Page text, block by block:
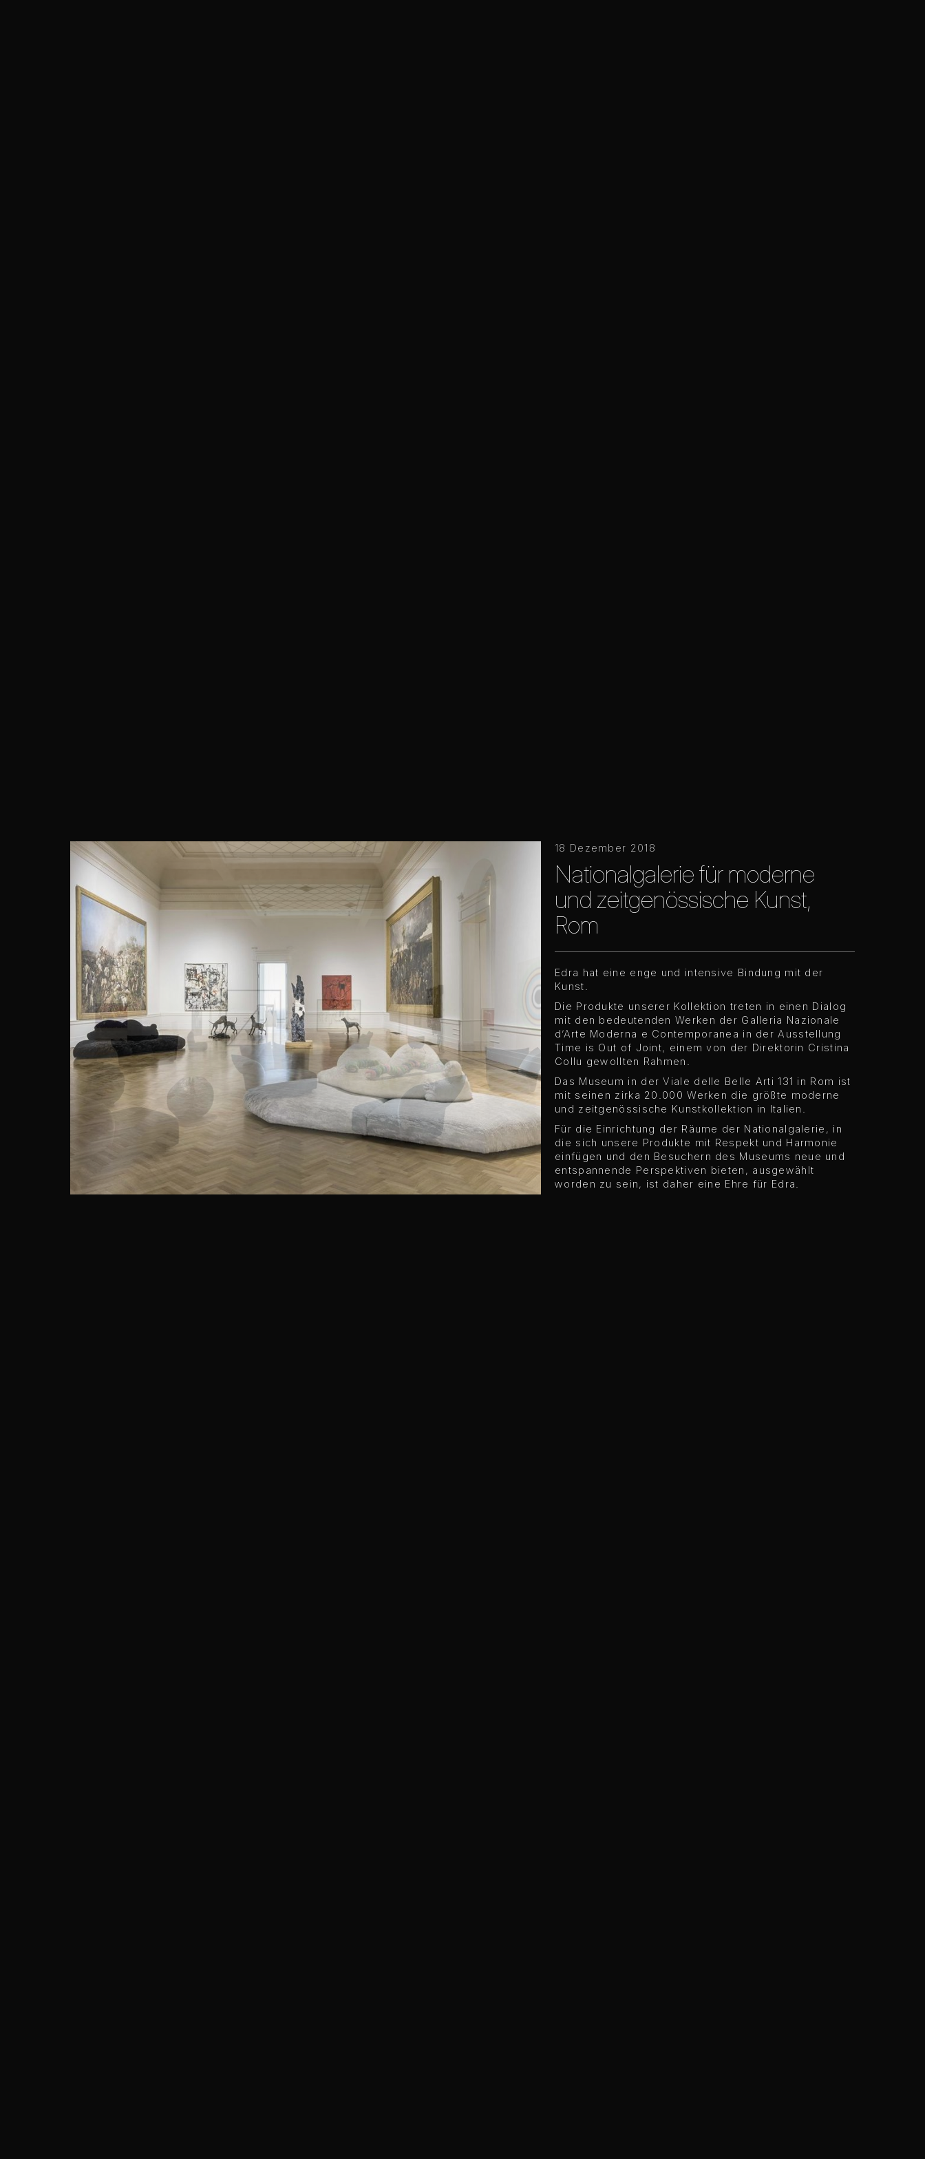
18 Dezember 2018
Nationalgalerie für moderne
und zeitgenössische Kunst,
Rom
Edra hat eine enge und intensive Bindung mit der
Kunst.
Die Produkte unserer Kollektion treten in einen Dialog
mit den bedeutenden Werken der Galleria Nazionale
d’Arte Moderna e Contemporanea in der Ausstellung
Time is Out of Joint, einem von der Direktorin Cristina
Collu gewollten Rahmen.
Das Museum in der Viale delle Belle Arti 131 in Rom ist
mit seinen zirka 20.000 Werken die größte moderne
und zeitgenössische Kunstkollektion in Italien.
Für die Einrichtung der Räume der Nationalgalerie, in
die sich unsere Produkte mit Respekt und Harmonie
einfügen und den Besuchern des Museums neue und
entspannende Perspektiven bieten, ausgewählt
worden zu sein, ist daher eine Ehre für Edra.